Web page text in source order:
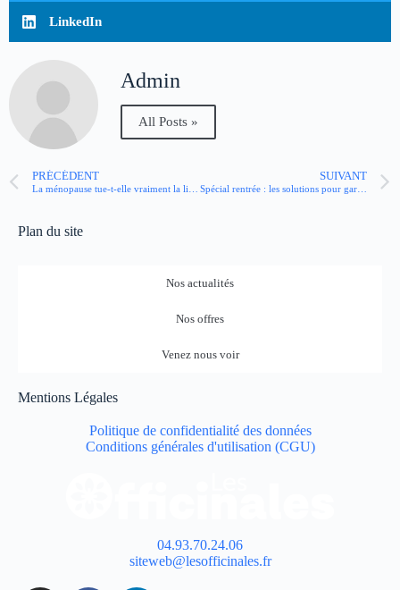
LinkedIn
Admin
All Posts »
PRÉCÉDENT SUIVANT
Spécial rentrée : les solutions pour garder la forme
Plan du site
Nos actualités
Nos offres
Venez nous voir
Mentions Légales
Politique de confidentialité des données
Conditions générales d'utilisation (CGU)
04.93.70.24.06
siteweb@lesofficinales.fr